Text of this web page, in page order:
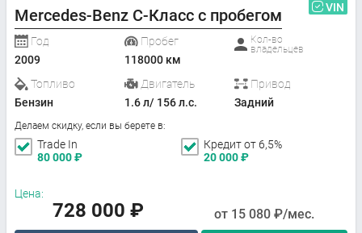
Mercedes-Benz C-Класс с пробегом VIN
Год
2009
Пробег
118000 км
Кол-во
владельцев
Топливо
Бензин
Двигатель
1.6 л/ 156 л.с.
Привод
Задний
Делаем скидку, если вы берете в:
Trade In
80 000₽
Кредит от 6,5%
20 000₽
Цена:
728 000 ₽ от 15 080 ₽/мес.